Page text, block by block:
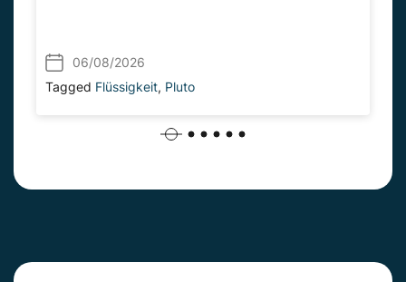
06/08/2026
Tagged Flüssigkeit, Pluto